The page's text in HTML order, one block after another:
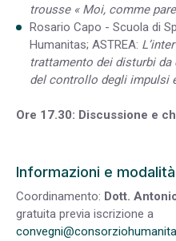
trousse « Moi, comme
Rosario Capo - Scuola di
Humanitas; ASTREA:
trattamento dei disturbi
del controllo degli impulsi
Ore 17.30: Discussione e
Informazioni e
Coordinamento: Dott.
gratuita previa iscrizione a